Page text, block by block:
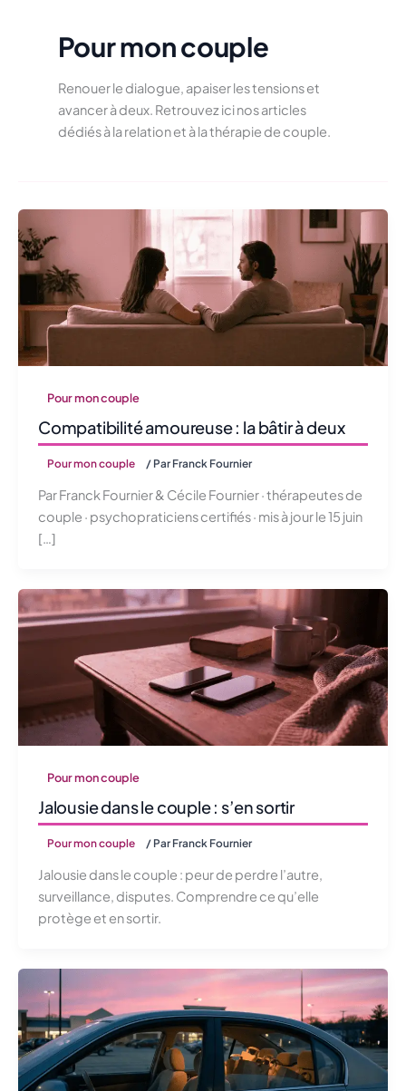
Pour mon couple
Renouer le dialogue, apaiser les tensions et
avancer à deux. Retrouvez ici nos articles
dédiés à la relation et à la thérapie de couple.
Pour mon couple
Compatibilité amoureuse : la bâtir à deux
Pour mon couple / Par Franck Fournier
Par Franck Fournier & Cécile Fournier · thérapeutes de
couple · psychopraticiens certifiés · mis à jour le 15 juin
[…]
Pour mon couple
Jalousie dans le couple : s’en sortir
Pour mon couple / Par Franck Fournier
Jalousie dans le couple : peur de perdre l’autre,
surveillance, disputes. Comprendre ce qu’elle
protège et en sortir.